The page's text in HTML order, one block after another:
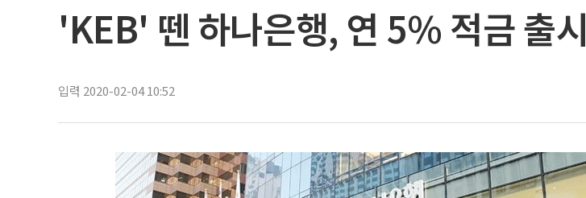
'KEB' 뗀 하나은행, 연 5% 적금 출시
입력 2020-02-04 10:52